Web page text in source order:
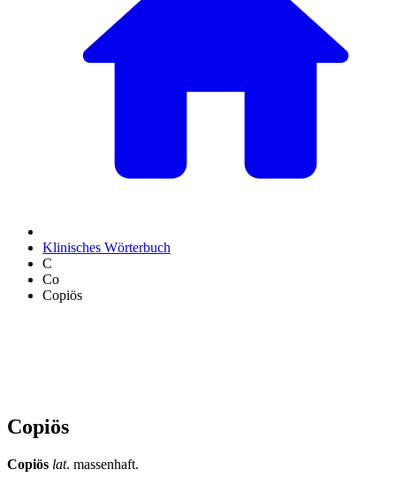
Klinisches Wörterbuch
C
Co
Copiös
Copiös
Copiös lat. massenhaft.